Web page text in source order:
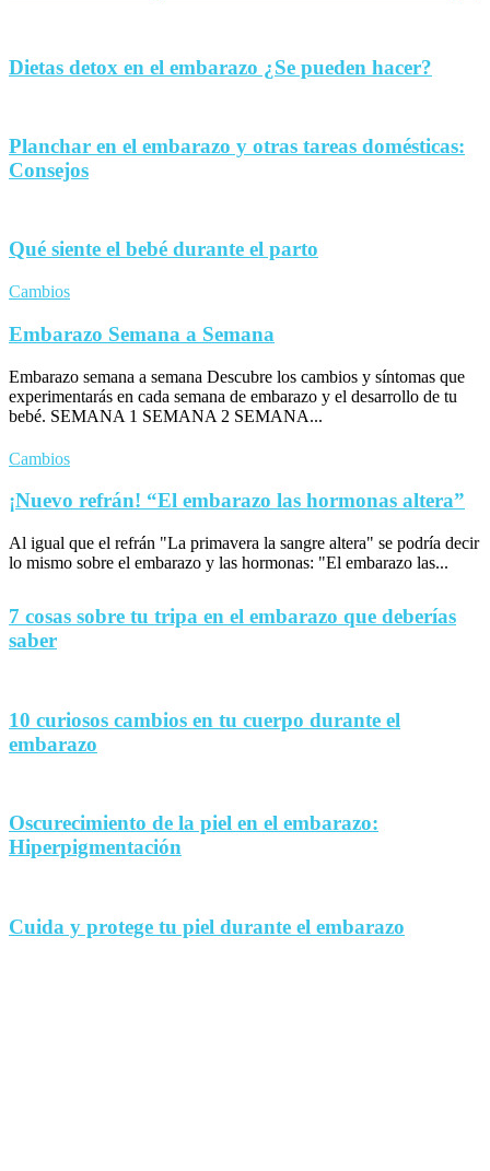
Dietas detox en el embarazo ¿Se pueden hacer?
Planchar en el embarazo y otras tareas domésticas:
Consejos
Qué siente el bebé durante el parto
Cambios
Embarazo Semana a Semana
Embarazo semana a semana Descubre los cambios y síntomas que
experimentarás en cada semana de embarazo y el desarrollo de tu
bebé. SEMANA 1 SEMANA 2 SEMANA...
Cambios
¡Nuevo refrán! “El embarazo las hormonas altera”
Al igual que el refrán "La primavera la sangre altera" se podría decir
lo mismo sobre el embarazo y las hormonas: "El embarazo las...
7 cosas sobre tu tripa en el embarazo que deberías
saber
10 curiosos cambios en tu cuerpo durante el
embarazo
Oscurecimiento de la piel en el embarazo:
Hiperpigmentación
Cuida y protege tu piel durante el embarazo